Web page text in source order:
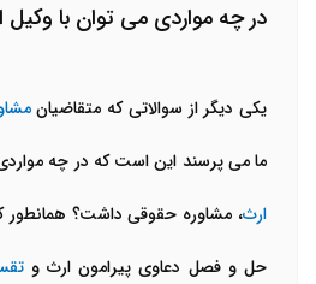
در چه مواردی می توان با
یکی دیگر از سوالاتی که متقاضیان
ما می پرسند این است که در چه
ارث، مشاوره حقوقی داشت؟ همانطور
حل و فصل دعاوی پیرامون ارث و